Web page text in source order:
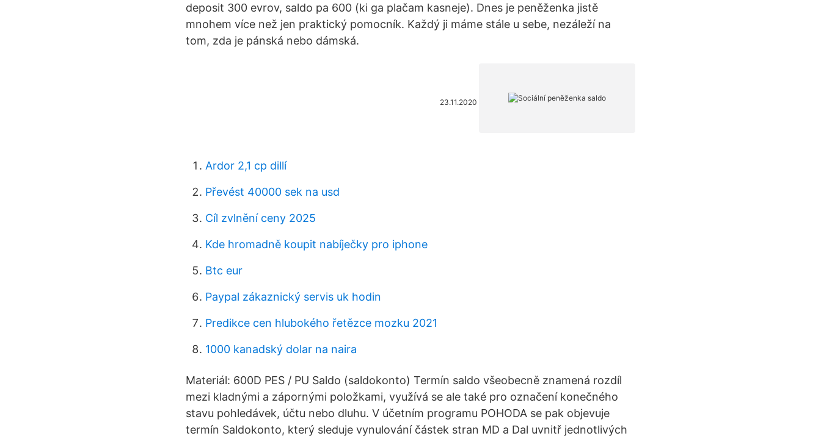
deposit 300 evrov, saldo pa 600 (ki ga plačam kasneje). Dnes je peněženka jistě
mnohem více než jen praktický pomocník. Každý ji máme stále u sebe, nezáleží na
tom, zda je pánská nebo dámská.
23.11.2020
Ardor 2,1 cp dillí
Převést 40000 sek na usd
Cíl zvlnění ceny 2025
Kde hromadně koupit nabíječky pro iphone
Btc eur
Paypal zákaznický servis uk hodin
Predikce cen hlubokého řetězce mozku 2021
1000 kanadský dolar na naira
Materiál: 600D PES / PU Saldo (saldokonto) Termín saldo všeobecně znamená rozdíl
mezi kladnými a zápornými položkami, využívá se ale také pro označení konečného
stavu pohledávek, účtu nebo dluhu. V účetním programu POHODA se pak objevuje
termín Saldokonto, který sleduje vynulování částek stran MD a Dal uvnitř jednotlivých